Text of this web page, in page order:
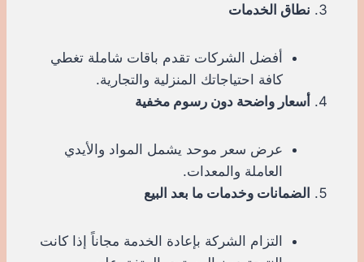
نطاق الخدمات
أفضل الشركات تقدم باقات شاملة تغطي
كافة احتياجاتك المنزلية والتجارية.
أسعار واضحة دون رسوم مخفية
عرض سعر موحد يشمل المواد والأيدي
العاملة والمعدات.
الضمانات وخدمات ما بعد البيع
التزام الشركة بإعادة الخدمة مجاناً إذا كانت